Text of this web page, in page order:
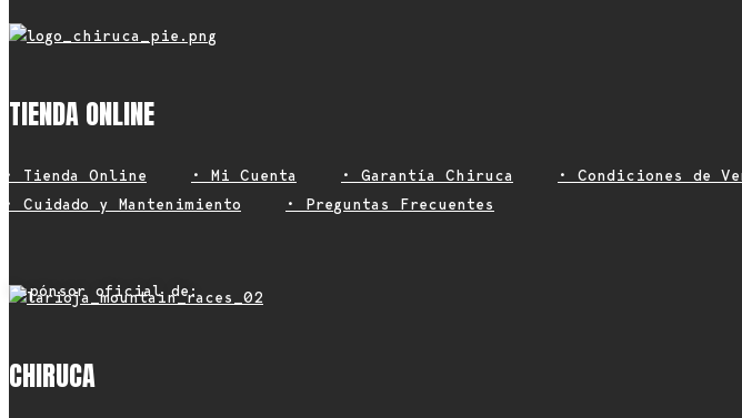
TIENDA ONLINE
• Tienda Online • Mi Cuenta • Garantía Chiruca • Condiciones de
• Cuidado y Mantenimiento
• Preguntas Frecuentes
Espónsor oficial de:
CHIRUCA